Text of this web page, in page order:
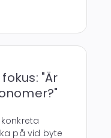
"Är
på vid byte